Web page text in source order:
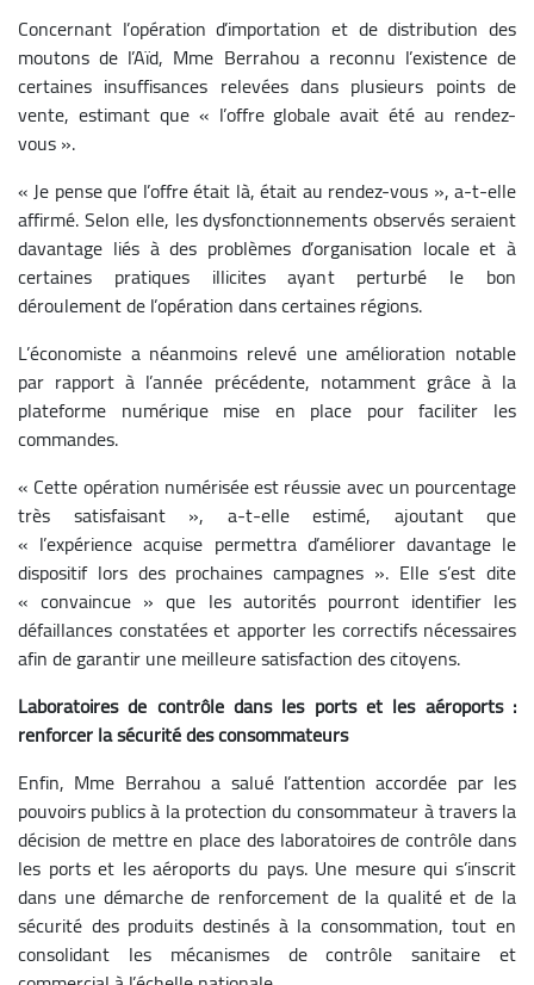
Concernant l’opération d’importation et de distribution des
moutons de l’Aïd, Mme Berrahou a reconnu l’existence de
certaines insuffisances relevées dans plusieurs points de
vente, estimant que « l’offre globale avait été au rendez-
vous ».
« Je pense que l’offre était là, était au rendez-vous », a-t-elle
affirmé. Selon elle, les dysfonctionnements observés seraient
davantage liés à des problèmes d’organisation locale et à
certaines pratiques illicites ayant perturbé le bon
déroulement de l’opération dans certaines régions.
L’économiste a néanmoins relevé une amélioration notable
par rapport à l’année précédente, notamment grâce à la
plateforme numérique mise en place pour faciliter les
commandes.
« Cette opération numérisée est réussie avec un pourcentage
très satisfaisant », a-t-elle estimé, ajoutant que
« l’expérience acquise permettra d’améliorer davantage le
dispositif lors des prochaines campagnes ». Elle s’est dite
« convaincue » que les autorités pourront identifier les
défaillances constatées et apporter les correctifs nécessaires
afin de garantir une meilleure satisfaction des citoyens.
Laboratoires de contrôle dans les ports et les aéroports :
renforcer la sécurité des consommateurs
Enfin, Mme Berrahou a salué l’attention accordée par les
pouvoirs publics à la protection du consommateur à travers la
décision de mettre en place des laboratoires de contrôle dans
les ports et les aéroports du pays. Une mesure qui s’inscrit
dans une démarche de renforcement de la qualité et de la
sécurité des produits destinés à la consommation, tout en
consolidant les mécanismes de contrôle sanitaire et